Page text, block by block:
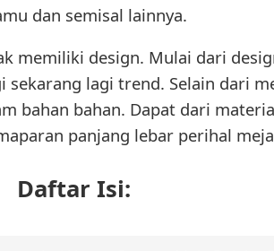
dan semisal lainnya.
memiliki design. Mulai dari
lagi trend. Selain dari
bahan bahan. Dapat dari
panjang lebar perihal
Daftar Isi: